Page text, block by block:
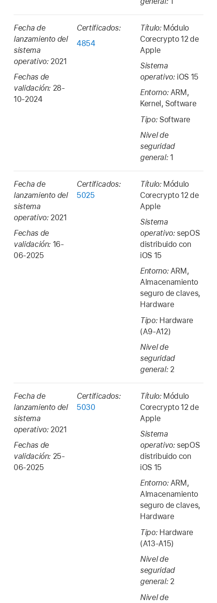
Fecha de
lanzamiento del
sistema
operativo: 2021
Fechas de
validación: 28-
10-2024
Certificados:
4854
Título: Módulo
Corecrypto 12 de
Apple
Sistema
operativo: iOS 15
Entorno: ARM,
Kernel, Software
Tipo: Software
Nivel de
seguridad
general: 1
Fecha de
lanzamiento del
sistema
operativo: 2021
Fechas de
validación: 16-
06-2025
Certificados:
5025
Título: Módulo
Corecrypto 12 de
Apple
Sistema
operativo: sepOS
distribuido con
iOS 15
Entorno: ARM,
Almacenamiento
seguro de claves,
Hardware
Tipo: Hardware
(A9-A12)
Nivel de
seguridad
general: 2
Fecha de
lanzamiento del
sistema
operativo: 2021
Fechas de
validación: 25-
06-2025
Certificados:
5030
Título: Módulo
Corecrypto 12 de
Apple
Sistema
operativo: sepOS
distribuido con
iOS 15
Entorno: ARM,
Almacenamiento
seguro de claves,
Hardware
Tipo: Hardware
(A13-A15)
Nivel de
seguridad
general: 2
Nivel de